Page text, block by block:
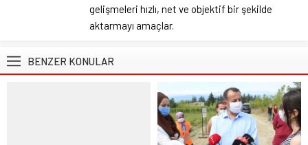
gelişmeleri hızlı, net ve objektif bir şekilde
aktarmayı amaçlar.
BENZER KONULAR